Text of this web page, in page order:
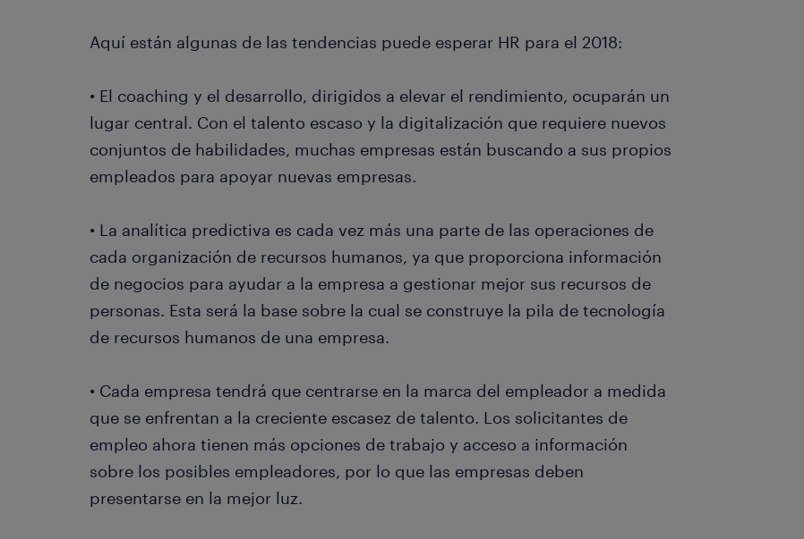
Aquí están algunas de las tendencias puede esperar HR para el 2018:
• El coaching y el desarrollo, dirigidos a elevar el rendimiento, ocuparán un
lugar central. Con el talento escaso y la digitalización que requiere nuevos
conjuntos de habilidades, muchas empresas están buscando a sus propios
empleados para apoyar nuevas empresas.
• La analítica predictiva es cada vez más una parte de las operaciones de
cada organización de recursos humanos, ya que proporciona información
de negocios para ayudar a la empresa a gestionar mejor sus recursos de
personas. Esta será la base sobre la cual se construye la pila de tecnología
de recursos humanos de una empresa.
• Cada empresa tendrá que centrarse en la marca del empleador a medida
que se enfrentan a la creciente escasez de talento. Los solicitantes de
empleo ahora tienen más opciones de trabajo y acceso a información
sobre los posibles empleadores, por lo que las empresas deben
presentarse en la mejor luz.